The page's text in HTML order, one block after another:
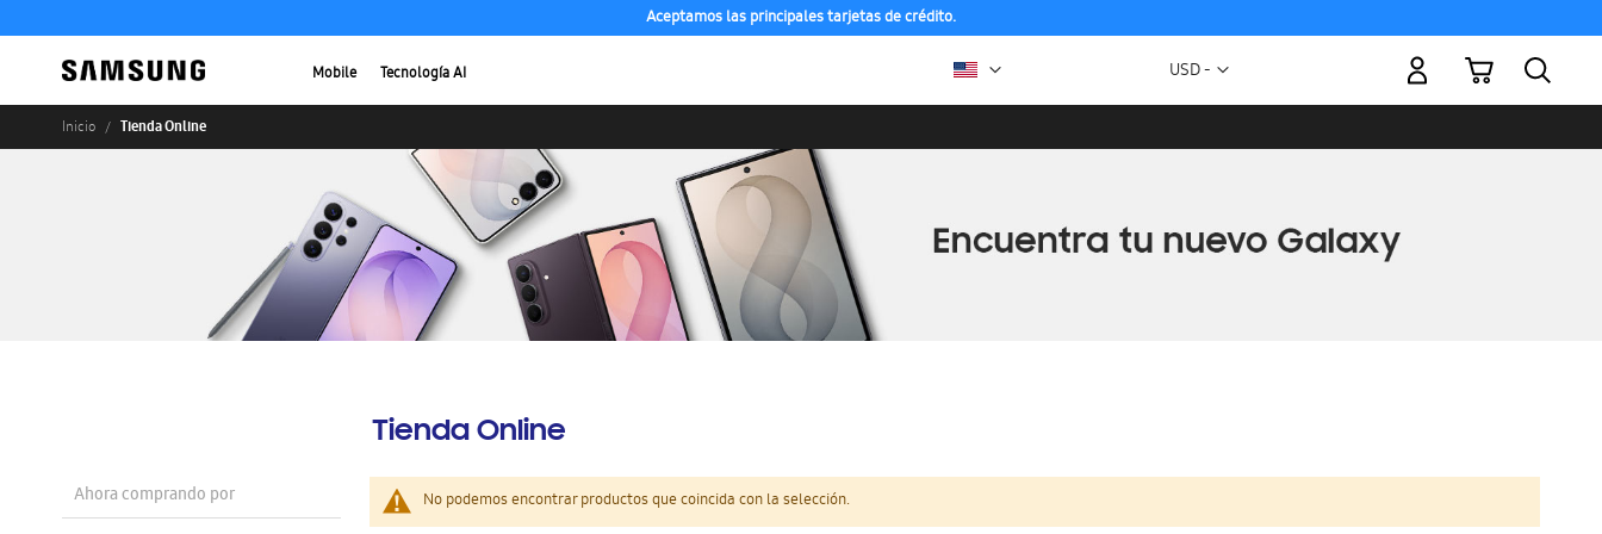
Aceptamos las principales tarjetas de crédito.
Mobile Tecnología AI Moneda
USD -
Mi carrito
Inicio Tienda Online
Tienda Online
No podemos encontrar productos que coincida con la selección.
Ahora comprando por